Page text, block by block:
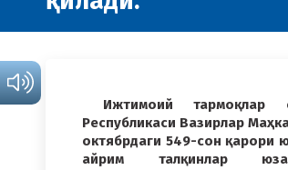
Ижтимоий тармоқлар
Республикаси Вазирлар
октябрдаги 549-сон қарори
айрим талқинлар